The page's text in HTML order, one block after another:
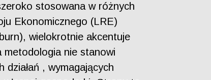
stosowana w różnych
Ekonomicznego (LRE)
wielokrotnie akcentuje
metodologia nie stanowi
, wymagających